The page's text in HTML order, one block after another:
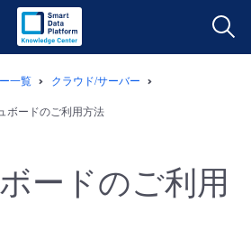
ー
一覧 クラウド/サーバー
ボードのご利用方法
ードのご利用